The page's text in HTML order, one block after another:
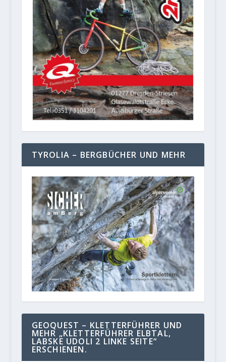
TYROLIA – BERGBÜCHER UND MEHR
GEOQUEST – KLETTERFÜHRER UND
MEHR „KLETTERFÜHRER ELBTAL,
LABSKE UDOLI 2 LINKE SEITE“
ERSCHIENEN.